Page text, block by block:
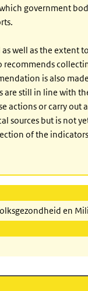
government
well as the extent
recommends
is also
are still in line with
actions or carry out
sources but is not
of the
en